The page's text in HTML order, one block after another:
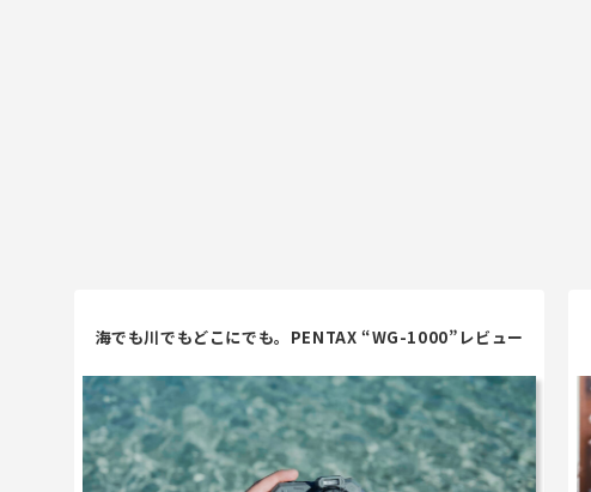
海でも川でもどこにでも。PENTAX “WG-1000”レビュー